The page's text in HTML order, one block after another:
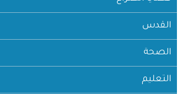
القدس
الصحة
التعليم